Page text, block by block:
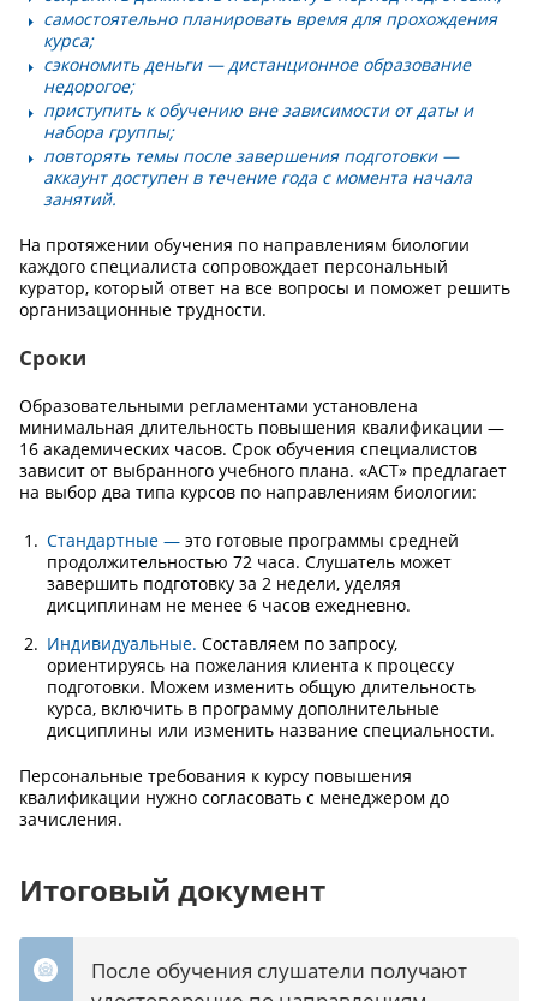
самостоятельно планировать время для прохождения
курса;
сэкономить деньги — дистанционное образование
недорогое;
приступить к обучению вне зависимости от даты и
набора группы;
повторять темы после завершения подготовки —
аккаунт доступен в течение года с момента начала
занятий.
На протяжении обучения по направлениям биологии
каждого специалиста сопровождает персональный
куратор, который ответ на все вопросы и поможет решить
организационные трудности.
Сроки
Образовательными регламентами установлена
минимальная длительность повышения квалификации —
16 академических часов. Срок обучения специалистов
зависит от выбранного учебного плана. «АСТ» предлагает
на выбор два типа курсов по направлениям биологии:
Стандартные — это готовые программы средней
продолжительностью 72 часа. Слушатель может
завершить подготовку за 2 недели, уделяя
дисциплинам не менее 6 часов ежедневно.
Индивидуальные. Составляем по запросу,
ориентируясь на пожелания клиента к процессу
подготовки. Можем изменить общую длительность
курса, включить в программу дополнительные
дисциплины или изменить название специальности.
Персональные требования к курсу повышения
квалификации нужно согласовать с менеджером до
зачисления.
Итоговый документ
После обучения слушатели получают